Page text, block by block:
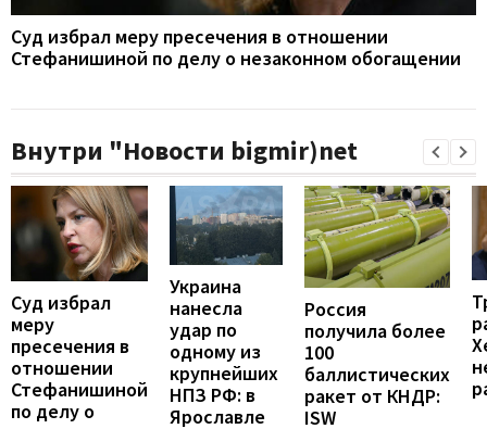
Суд избрал меру пресечения в отношении
Стефанишиной по делу о незаконном обогащении
Внутри "Новости bigmir)net
Суд избрал
меру
пресечения в
отношении
Стефанишиной
по делу о
Украина
нанесла
удар по
одному из
крупнейших
НПЗ РФ: в
Ярославле
Россия
получила более
100
баллистических
ракет от КНДР:
ISW